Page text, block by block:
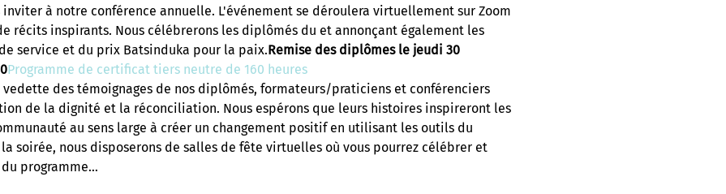
inviter à notre conférence annuelle. L'événement se déroulera virtuellement sur Zoom
récits inspirants. Nous célébrerons les diplômés du et annonçant également les
service et du prix Batsinduka pour la paix.Remise des diplômes le jeudi 30
Programme de certificat tiers neutre de 160 heures
des témoignages de nos diplômés, formateurs/praticiens et conférenciers
de la dignité et la réconciliation. Nous espérons que leurs histoires inspireront les
au sens large à créer un changement positif en utilisant les outils du
la soirée, nous disposerons de salles de fête virtuelles où vous pourrez célébrer et
programme…